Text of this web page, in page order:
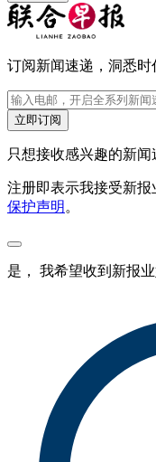
订阅新闻速递，洞悉时
立即订阅
只想接收感兴趣的新闻
注册即表示我接受新
保护声明 。
是， 我希望收到新报